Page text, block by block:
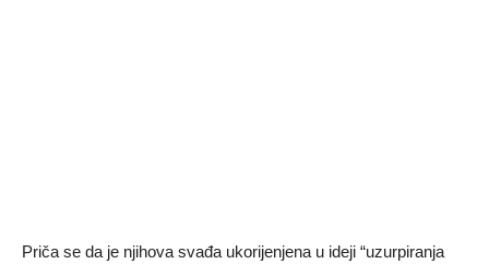
Priča se da je njihova svađa ukorijenjena u ideji “uzurpiranja